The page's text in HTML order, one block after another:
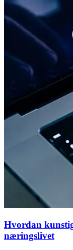
Hvordan
næringslivet